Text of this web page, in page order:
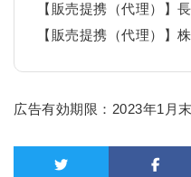
【販売提携（代理）】
【販売提携（代理）】
広告有効期限：2023年1月